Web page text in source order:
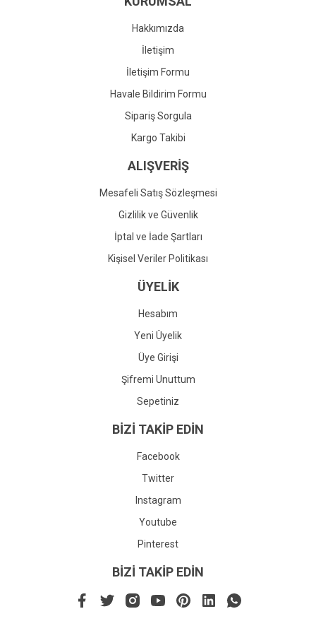
Gönder
Hakkımızda
İletişim
İletişim Formu
Havale Bildirim Formu
Sipariş Sorgula
Kargo Takibi
ALIŞVERİŞ
Mesafeli Satış Sözleşmesi
Gizlilik ve Güvenlik
İptal ve İade Şartları
Kişisel Veriler Politikası
ÜYELİK
Hesabım
Yeni Üyelik
Üye Girişi
Şifremi Unuttum
Sepetiniz
BİZİ TAKİP EDİN
Facebook
Twitter
Instagram
Youtube
Pinterest
BİZİ TAKİP EDİN